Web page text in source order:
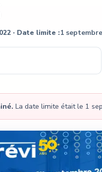
· Date limite :1
La date limite était le 1